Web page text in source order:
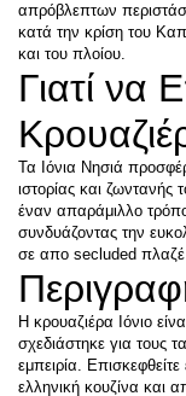
απρόβλεπτων
κατά την κρίση του
και του πλοίου.
Γιατί να
Τα Ιόνια Νησιά
ιστορίας και ζωντανής
έναν απαράμιλλο
συνδυάζοντας την
Η κρουαζιέρα Ιόνιο
σχεδιάστηκε για τους
εμπειρία.
ελληνική κουζίνα και